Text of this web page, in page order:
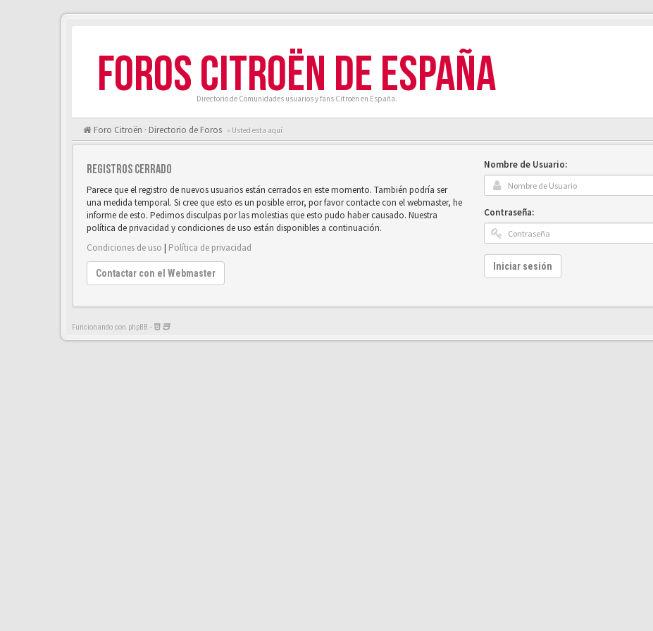
FOROS CITROËN DE ESPAÑA
Directorio de Comunidades usuarios y fans Citroën en España.
Foro Citroën · Directorio de Foros « Usted esta aquí
Registros cerrado
Parece que el registro de nuevos usuarios están cerrados en este momento. También podría ser
una medida temporal. Si cree que esto es un posible error, por favor contacte con el webmaster, he
informe de esto. Pedimos disculpas por las molestias que esto pudo haber causado. Nuestra
política de privacidad y condiciones de uso están disponibles a continuación.
Condiciones de uso | Política de privacidad
Contactar con el Webmaster
Nombre de Usuario:
Contraseña:
Iniciar sesión
Funcionando con phpBB -